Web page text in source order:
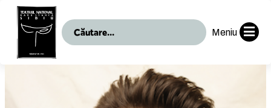
Meniu